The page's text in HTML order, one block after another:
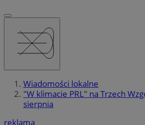
Wiadomości lokalne
"W klimacie PRL" na Trzech
sierpnia
reklama